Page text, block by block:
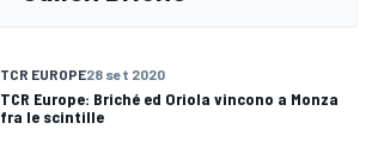
TCR EUROPE28 set 2020
TCR Europe: Briché ed Oriola vincono a Monza
fra le scintille